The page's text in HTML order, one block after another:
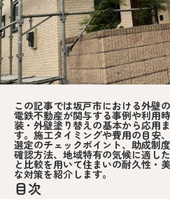
この記事では坂戸市における外壁
電鉄不動産が関与する事例や利用
装・外壁塗り替えの基本から応用
す。施工タイミングや費用の目安
選定のチェックポイント、助成制
確認方法、地域特有の気候に適し
と比較を用いて住まいの耐久性・
な対策を紹介します。
目次